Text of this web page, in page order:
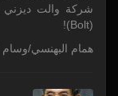
شركة والت ديزني
(Bolt)!
همام البهنسي/وسام البهنسي -